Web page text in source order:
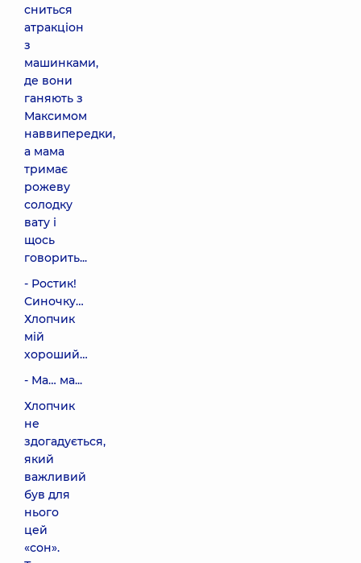
сниться
атракціон
з
машинками,
де вони
ганяють з
Максимом
наввипередки,
а мама
тримає
рожеву
солодку
вату і
щось
говорить...
- Ростик!
Синочку…
Хлопчик
мій
хороший…
- Ма… ма...
Хлопчик
не
здогадується,
який
важливий
був для
нього
цей
«сон».